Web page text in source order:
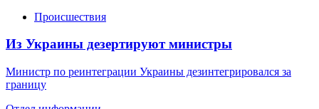
Происшествия
Из Украины дезертируют министры
Министр по реинтеграции Украины дезинтегрировался за
границу